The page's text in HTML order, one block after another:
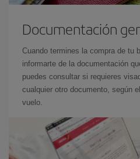
Documentación
Cuando termines la compra de tu
informarte de la documentación
puedes consultar si requieres
cualquier otro documento, según
vuelo.